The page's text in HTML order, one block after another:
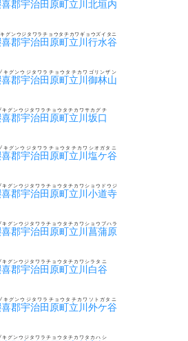
郡宇治田原町立川北垣内
郡宇治田原町立川行水谷
グンウジタワラチョウタチカワギョウズイタニ
郡宇治田原町立川御林山
キグンウジタワラチョウタチカワゴリンザン
郡宇治田原町立川坂口
キグンウジタワラチョウタチカワサカグチ
郡宇治田原町立川塩ケ谷
キグンウジタワラチョウタチカワシオガタニ
郡宇治田原町立川小道寺
キグンウジタワラチョウタチカワショウドウジ
郡宇治田原町立川菖蒲原
キグンウジタワラチョウタチカワショウブハラ
郡宇治田原町立川白谷
キグンウジタワラチョウタチカワシラタニ
郡宇治田原町立川外ケ谷
キグンウジタワラチョウタチカワソトガタニ
キグンウジタワラチョウタチカワタカハシ